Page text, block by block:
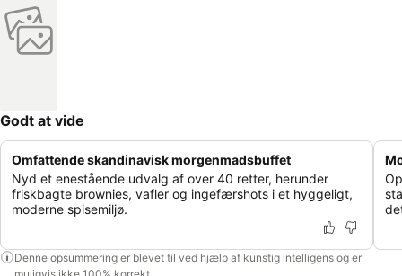
Godt at vide
Omfattende skandinavisk morgenmadsbuffet
Nyd et enestående udvalg af over 40 retter, herunder
friskbagte brownies, vafler og ingefærshots i et hyggeligt,
moderne spisemiljø.
Denne opsummering er blevet til ved hjælp af kunstig intelligens og er